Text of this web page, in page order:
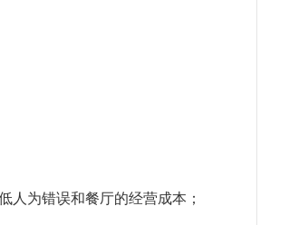
人为错误和餐厅的经营成本；